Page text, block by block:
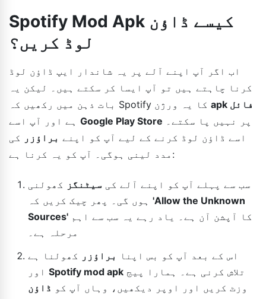
Spotify Mod Apk کیسے ڈاؤن
لوڈ کریں؟
اب اگر آپ اپنے آلے پر یہ شاندار ایپ ڈاؤن لوڈ
کرنا چاہتے ہیں تو آپ ایسا کر سکتے ہیں۔ لیکن یہ
apk فائل
Google Play Store
اسے ڈاؤن لوڈ کرنے کے لیے آپ کو اپنے براؤزر کی
مدد لینی ہوگی۔ آپ کو یہ کرنا ہے:
سب سے پہلے آپ کو اپنے آلے کی سیٹنگز کھولنی
'Allow the Unknown
Sources'
مرحلہ ہے۔
اس کے بعد آپ کو بس اپنا
براؤزر کھولنا ہے
Spotify mod apk
وزٹ کریں اور اوپر دیکھیں، وہاں آپ کو ڈاؤن